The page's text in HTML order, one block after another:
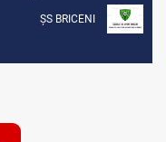
ȘS BRICENI